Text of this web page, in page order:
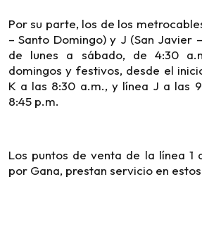
Por su parte, los de los
– Santo Domingo) y J (San Javier
de lunes a sábado, de 4:30
domingos y festivos, desde el
K a las 8:30 a.m., y línea J a las
8:45 p.m.
Los puntos de venta de la línea 1
por Gana, prestan servicio en